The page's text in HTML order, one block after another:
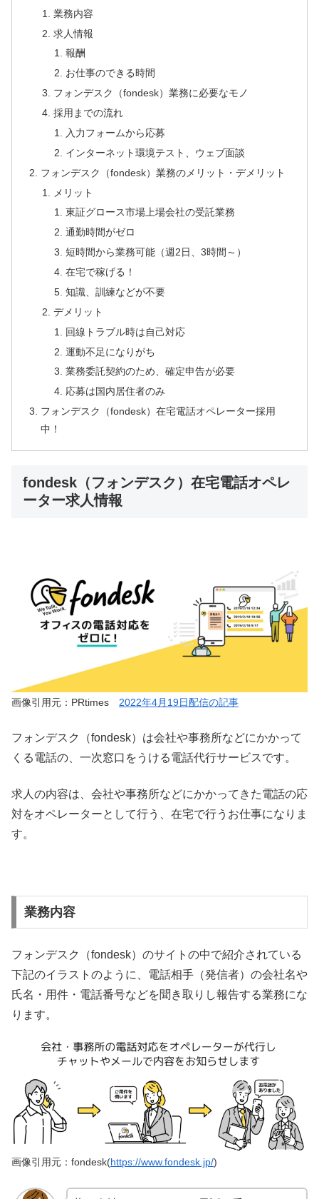
業務内容
求人情報
報酬
お仕事のできる時間
フォンデスク（fondesk）業務に必要なモノ
採用までの流れ
入力フォームから応募
インターネット環境テスト、ウェブ面談
フォンデスク（fondesk）業務のメリット・デメリット
メリット
東証グロース市場上場会社の受託業務
通勤時間がゼロ
短時間から業務可能（週2日、3時間～）
在宅で稼げる！
知識、訓練などが不要
デメリット
回線トラブル時は自己対応
運動不足になりがち
業務委託契約のため、確定申告が必要
応募は国内居住者のみ
フォンデスク（fondesk）在宅電話オペレーター採用
中！
fondesk（フォンデスク）在宅電話オペレ
ーター求人情報
画像引用元：PRtimes 2022年4月19日配信の記事
フォンデスク（fondesk）は会社や事務所などにかかって
くる電話の、一次窓口をうける電話代行サービスです。
求人の内容は、会社や事務所などにかかってきた電話の応
対をオペレーターとして行う、在宅で行うお仕事になりま
す。
業務内容
フォンデスク（fondesk）のサイトの中で紹介されている
下記のイラストのように、電話相手（発信者）の会社名や
氏名・用件・電話番号などを聞き取りし報告する業務にな
ります。
画像引用元：fondesk(https://www.fondesk.jp/)